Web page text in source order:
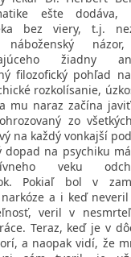
ešte
bez viery, t.j.
náboženský
žiadny
filozofický pohľad
rozkolísanie,
mu naraz začína
zo
na každý vonkajší
dopad na psychiku
veku
Pokiaľ bol v
a i keď
veril v
Teraz, keď je v
a naopak vidí, že